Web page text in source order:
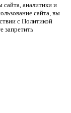
аналитики и
сайта, вы
с Политикой
запретить